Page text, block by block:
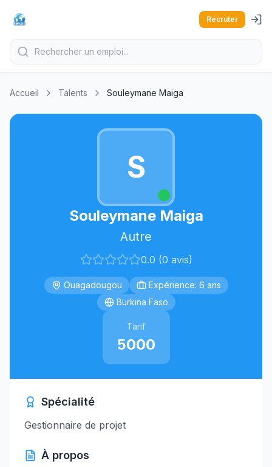
Recruter
Accueil Talents Souleymane Maiga
S
Souleymane Maiga
Autre
0.0 (0 avis)
Ouagadougou
Expérience: 6 ans
Burkina Faso
Tarif
5000
Spécialité
Gestionnaire de projet
À propos